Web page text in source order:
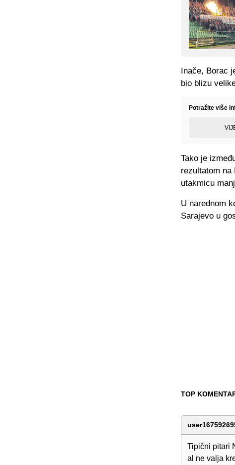
Inače, Borac
bio blizu
Potražite više
Tako je
rezultatom
utakmicu
U narednom
Sarajevo u
TOP
Tipični pitari
al ne valja